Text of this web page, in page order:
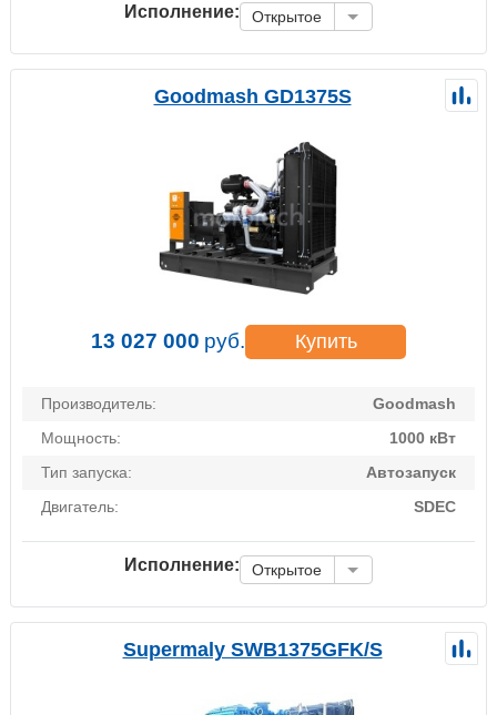
Исполнение: Открытое
Goodmash GD1375S
13 027 000 руб. Купить
Производитель:
Goodmash
Мощность:
1000 кВт
Тип запуска:
Автозапуск
Двигатель:
SDEC
Исполнение: Открытое
Supermaly SWB1375GFK/S